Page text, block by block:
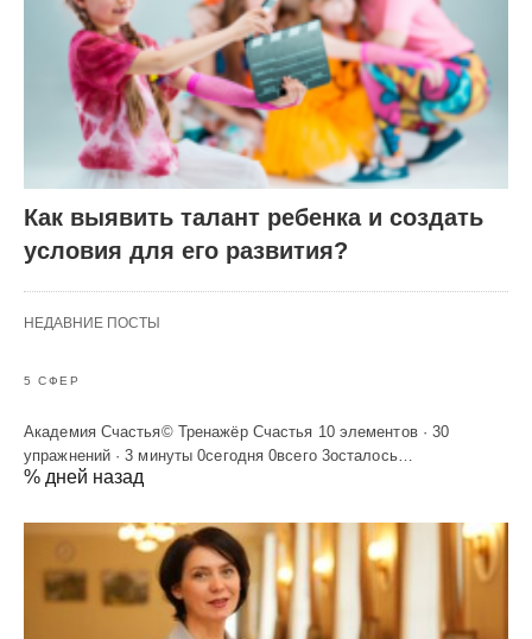
Как выявить талант ребенка и создать
условия для его развития?
НЕДАВНИЕ ПОСТЫ
5 СФЕР
Академия Счастья© Тренажёр Счастья 10 элементов · 30
упражнений · 3 минуты 0сегодня 0всего 3осталось…
% дней назад